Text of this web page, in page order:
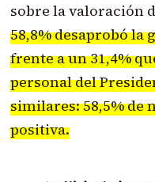
sobre la valoración
58,8% desaprobó la
frente a un 31,4%
personal del
similares: 58,5% de
positiva.